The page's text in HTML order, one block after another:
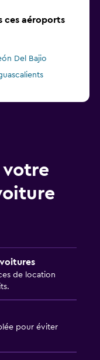
ces aéroports
Del Bajio
votre
de location
pour éviter